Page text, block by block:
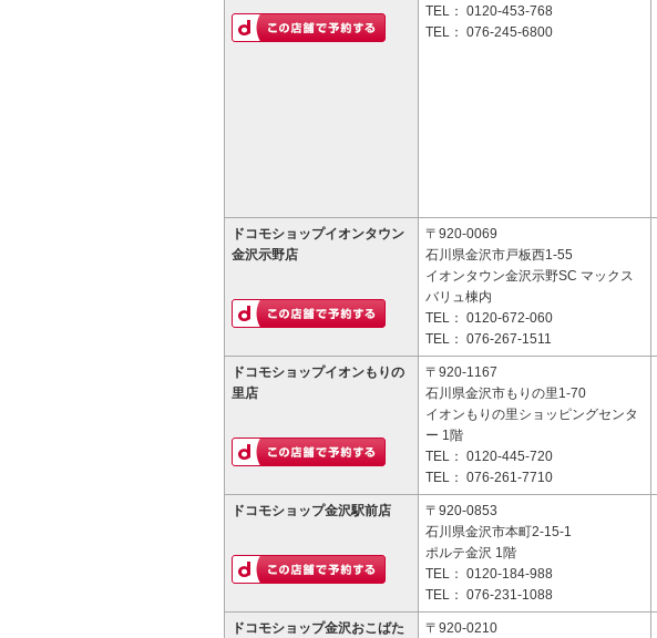
TEL： 0120-453-768
TEL： 076-245-6800
ドコモショップイオンタウン
金沢示野店
〒920-0069
石川県金沢市戸板西1-55
イオンタウン金沢示野SC マックス
バリュ棟内
TEL： 0120-672-060
TEL： 076-267-1511
ドコモショップイオンもりの
里店
〒920-1167
石川県金沢市もりの里1-70
イオンもりの里ショッピングセンタ
ー 1階
TEL： 0120-445-720
TEL： 076-261-7710
ドコモショップ金沢駅前店
〒920-0853
石川県金沢市本町2-15-1
ポルテ金沢 1階
TEL： 0120-184-988
TEL： 076-231-1088
ドコモショップ金沢おこばた
〒920-0210